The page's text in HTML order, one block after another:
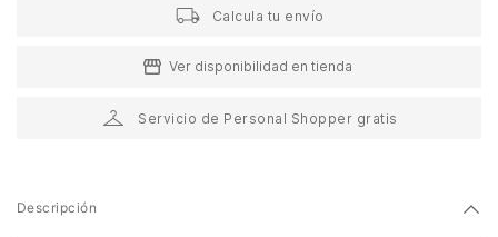
Calcula tu envío
Ver disponibilidad en tienda
Servicio de Personal Shopper gratis
Descripción